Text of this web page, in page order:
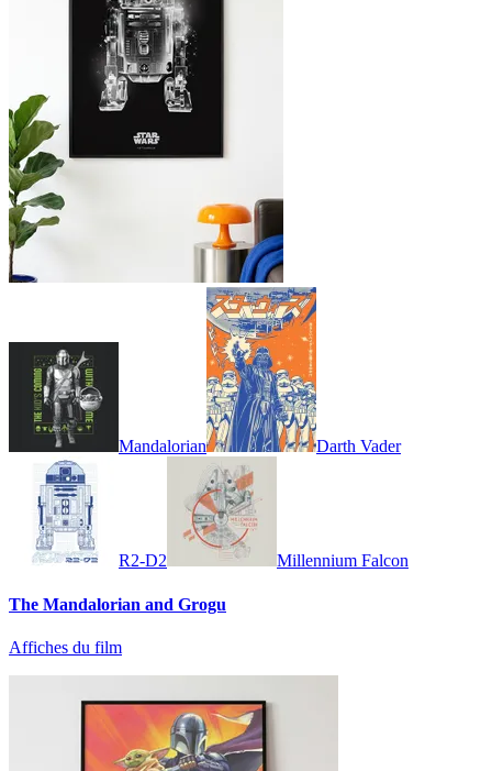
Mandalorian Darth Vader
R2-D2 Millennium Falcon
The Mandalorian and Grogu
Affiches du film